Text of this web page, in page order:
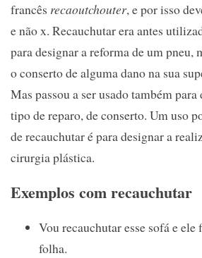
francês recaoutchouter, e por isso
e não x. Recauchutar era antes
para designar a reforma de um pneu,
o conserto de alguma dano na sua
Mas passou a ser usado também
tipo de reparo, de conserto. Um uso
de recauchutar é para designar a
cirurgia plástica.
Exemplos com recauchutar
Vou recauchutar esse sofá e
folha.